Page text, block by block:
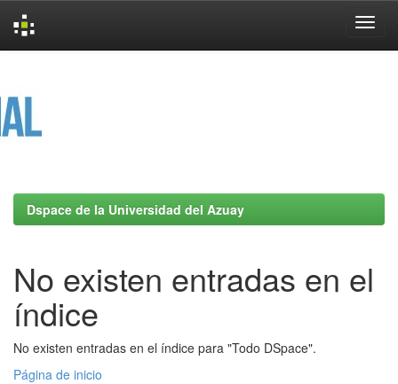
Dspace de la Universidad del Azuay
No existen entradas en el
índice
No existen entradas en el índice para "Todo DSpace".
Página de inicio